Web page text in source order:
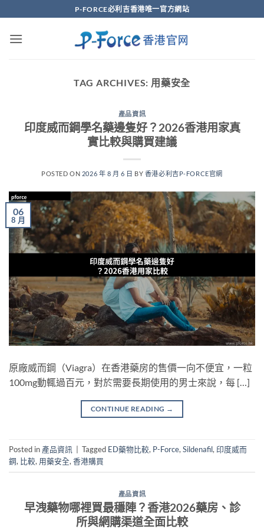
to
content
P-FORCE必利吉香港唯一官方網站
TAG ARCHIVES: 用藥安全
產品資訊
印度威而鋼學名藥邊隻好？2026香港用家真
實比較與購買建議
POSTED ON 2026 年 8 月 6 日 BY 香港必利吉P-FORCE官網
06
8 月
原廠威而鋼（Viagra）在香港藥房的售價一向不便宜，一粒
100mg動輒過百元，對於需要長期使用的男士來說，每 […]
CONTINUE READING →
Posted in 產品資訊 Tagged ED藥物比較, P-Force,Sildenafil,印度威而
鋼, 比較, 用藥安全,香港購買
產品資訊
早洩藥物哪裡買最穩陣？香港2026藥房、診
所與網購渠道全面比較